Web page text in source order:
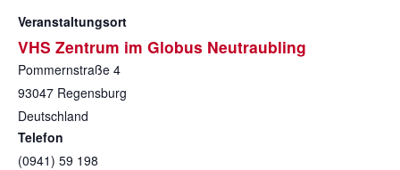
Veranstaltungsort
VHS Zentrum im Globus Neutraubling
Pommernstraße 4
93047 Regensburg
Deutschland
Telefon
(0941) 59 198